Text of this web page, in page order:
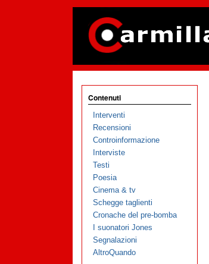
Contenuti
Interventi
Recensioni
Controinformazione
Interviste
Testi
Poesia
Cinema & tv
Schegge taglienti
Cronache del pre-bomba
I suonatori Jones
Segnalazioni
AltroQuando